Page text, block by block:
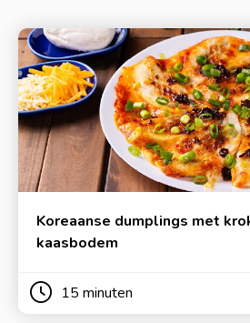
Koreaanse dumplings met
kaasbodem
15 minuten